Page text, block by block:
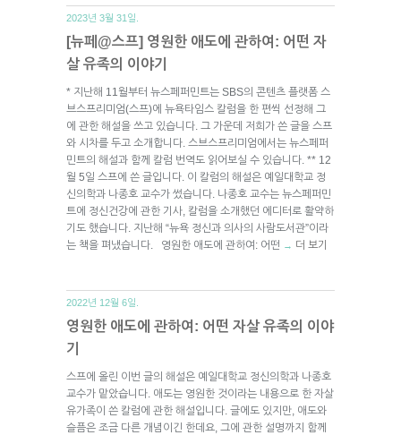
2023년 3월 31일.
[뉴페@스프] 영원한 애도에 관하여: 어떤 자
살 유족의 이야기
* 지난해 11월부터 뉴스페퍼민트는 SBS의 콘텐츠 플랫폼 스
브스프리미엄(스프)에 뉴욕타임스 칼럼을 한 편씩 선정해 그
에 관한 해설을 쓰고 있습니다. 그 가운데 저희가 쓴 글을 스프
와 시차를 두고 소개합니다. 스브스프리미엄에서는 뉴스페퍼
민트의 해설과 함께 칼럼 번역도 읽어보실 수 있습니다. ** 12
월 5일 스프에 쓴 글입니다. 이 칼럼의 해설은 예일대학교 정
신의학과 나종호 교수가 썼습니다. 나종호 교수는 뉴스페퍼민
트에 정신건강에 관한 기사, 칼럼을 소개했던 에디터로 활약하
기도 했습니다. 지난해 “뉴욕 정신과 의사의 사람도서관”이라
는 책을 펴냈습니다. 영원한 애도에 관하여: 어떤 → 더 보기
2022년 12월 6일.
영원한 애도에 관하여: 어떤 자살 유족의 이야
기
스프에 올린 이번 글의 해설은 예일대학교 정신의학과 나종호
교수가 맡았습니다. 애도는 영원한 것이라는 내용으로 한 자살
유가족이 쓴 칼럼에 관한 해설입니다. 글에도 있지만, 애도와
슬픔은 조금 다른 개념이긴 한데요, 그에 관한 설명까지 함께